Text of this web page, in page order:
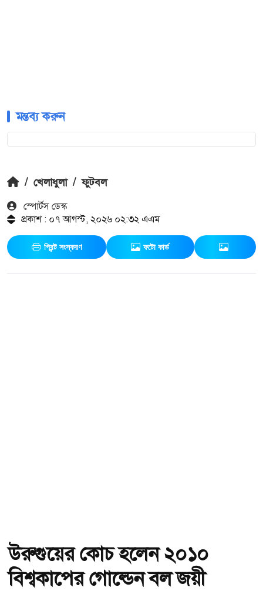
মন্তব্য করুন
/ খেলাধুলা / ফুটবল
স্পোর্টস ডেস্ক
প্রকাশ : ০৭ আগস্ট, ২০২৬ ০২:৩২ এএম
প্রিন্ট সংস্করণ ফটো কার্ড
উরুগুয়ের কোচ হলেন ২০১০
বিশ্বকাপের গোল্ডেন বল জয়ী